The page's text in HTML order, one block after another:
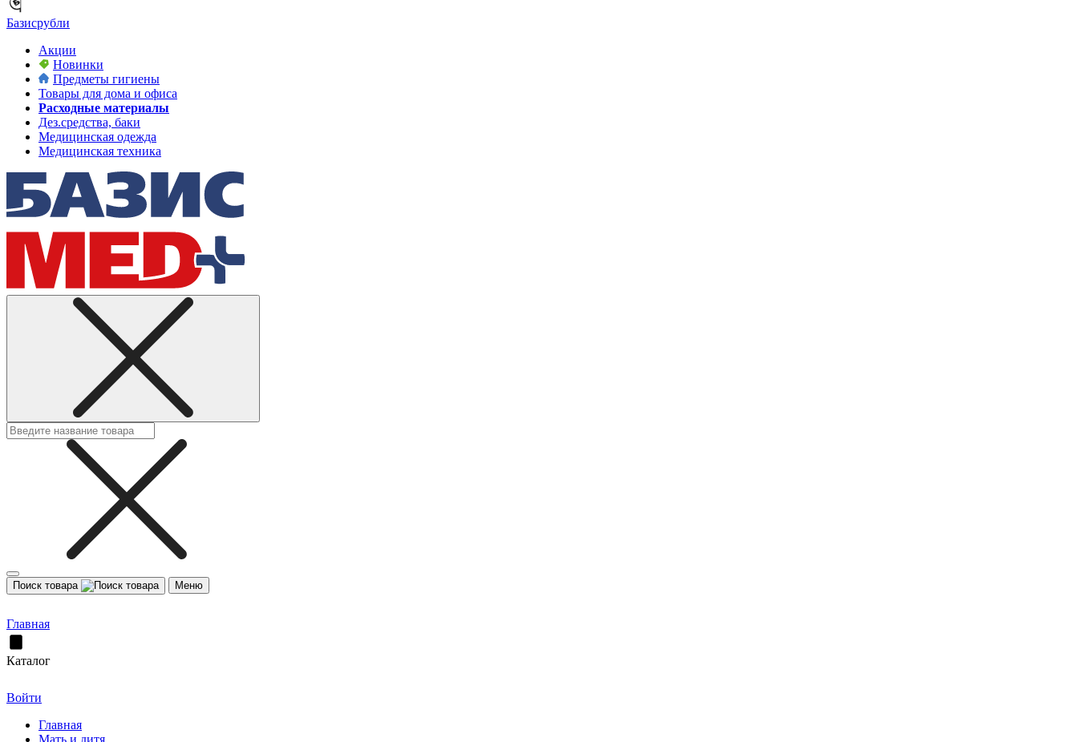
Базисрубли
Акции
Новинки
Предметы гигиены
Товары для дома и офиса
Расходные материалы
Дез.средства, баки
Медицинская одежда
Медицинская техника
Поиск товара Меню
Главная
Каталог
Войти
Главная
Мать и дитя